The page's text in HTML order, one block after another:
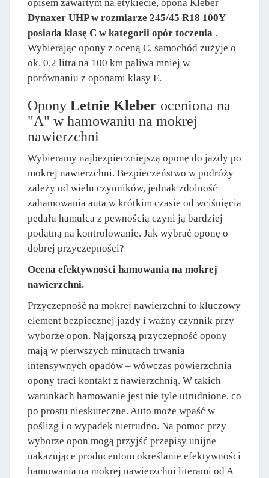
opisem zawartym na etykiecie, opona Kleber
Dynaxer UHP w rozmiarze 245/45 R18 100Y
posiada klasę C w kategorii opór toczenia .
Wybierając opony z oceną C, samochód zużyje o
ok. 0,2 litra na 100 km paliwa mniej w
porównaniu z oponami klasy E.
Opony Letnie Kleber oceniona na
"A" w hamowaniu na mokrej
nawierzchni
Wybieramy najbezpieczniejszą oponę do jazdy po
mokrej nawierzchni. Bezpieczeństwo w podróży
zależy od wielu czynników, jednak zdolność
zahamowania auta w krótkim czasie od wciśnięcia
pedału hamulca z pewnością czyni ją bardziej
podatną na kontrolowanie. Jak wybrać oponę o
dobrej przyczepności?
Ocena efektywności hamowania na mokrej
nawierzchni.
Przyczepność na mokrej nawierzchni to kluczowy
element bezpiecznej jazdy i ważny czynnik przy
wyborze opon. Najgorszą przyczepność opony
mają w pierwszych minutach trwania
intensywnych opadów – wówczas powierzchnia
opony traci kontakt z nawierzchnią. W takich
warunkach hamowanie jest nie tyle utrudnione, co
po prostu nieskuteczne. Auto może wpaść w
poślizg i o wypadek nietrudno. Na pomoc przy
wyborze opon mogą przyjść przepisy unijne
nakazujące producentom określanie efektywności
hamowania na mokrej nawierzchni literami od A